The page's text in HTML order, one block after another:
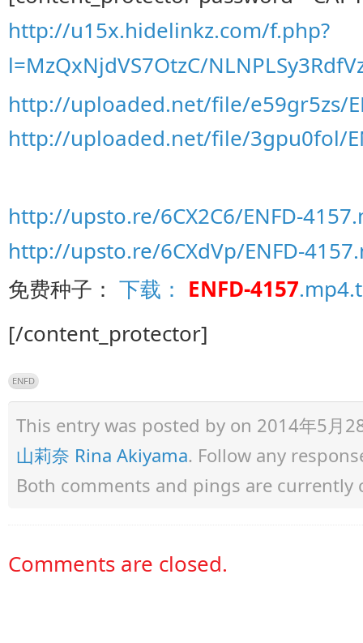
http://u15x.hidelinkz.com/f.php?
l=MzQxNjdVS7OtzC/
http://uploaded.net/file/e59gr5zs/
http://uploaded.net/file/3gpu0fol/
http://upsto.re/6CX2C6/ENFD-
http://upsto.re/6CXdVp/ENFD-
免费种子： 下载： ENFD-4157
[/content_protector]
ENFD
This entry was posted by on 2014年5月
山莉奈 Rina Akiyama. Follow any
Both comments and pings are currently
Comments are closed.